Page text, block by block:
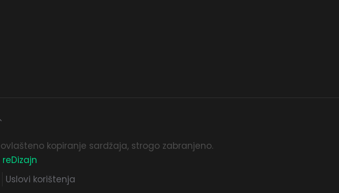
kopiranje sardžaja, strogo zabranjeno.
reDizajn
Uslovi korištenja